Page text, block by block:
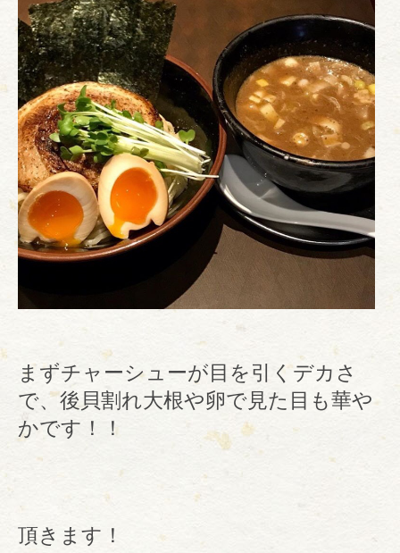
まずチャーシューが目を引くデカさ
で、後貝割れ大根や卵で見た目も華や
かです！！
頂きます！